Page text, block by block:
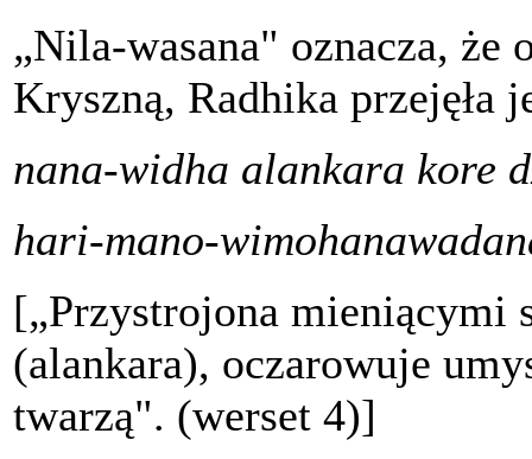
„Nila-wasana" oznacza, że
Kryszną, Radhika przejęła
nana-widha alankara kore
hari-mano-
[„Przystrojona mieniącymi
(alankara), oczarowuje
twarzą". (werset 4)]